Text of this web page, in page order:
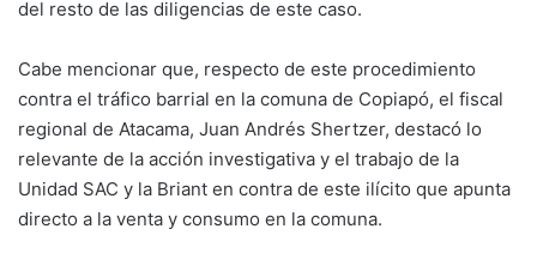
del resto de las diligencias de este caso.
Cabe mencionar que, respecto de este procedimiento
contra el tráfico barrial en la comuna de Copiapó, el fiscal
regional de Atacama, Juan Andrés Shertzer, destacó lo
relevante de la acción investigativa y el trabajo de la
Unidad SAC y la Briant en contra de este ilícito que apunta
directo a la venta y consumo en la comuna.